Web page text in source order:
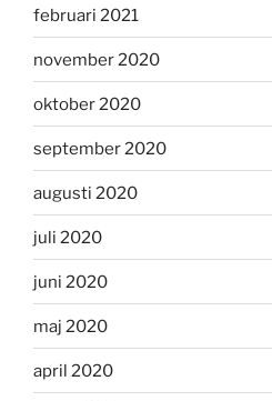
februari 2021
november 2020
oktober 2020
september 2020
augusti 2020
juli 2020
juni 2020
maj 2020
april 2020